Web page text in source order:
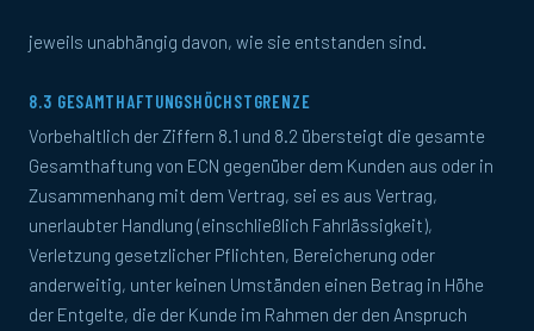
jeweils unabhängig davon, wie sie entstanden sind.
8.3 GESAMTHAFTUNGSHÖCHSTGRENZE
Vorbehaltlich der Ziffern 8.1 und 8.2 übersteigt die gesamte
Gesamthaftung von ECN gegenüber dem Kunden aus oder in
Zusammenhang mit dem Vertrag, sei es aus Vertrag,
unerlaubter Handlung (einschließlich Fahrlässigkeit),
Verletzung gesetzlicher Pflichten, Bereicherung oder
anderweitig, unter keinen Umständen einen Betrag in Höhe
der Entgelte, die der Kunde im Rahmen der den Anspruch